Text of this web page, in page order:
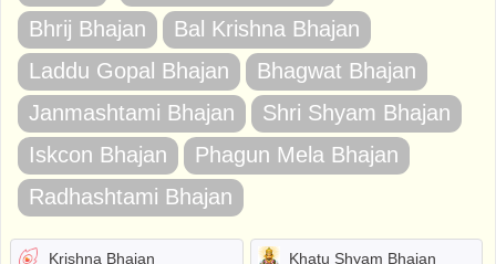
Bhrij Bhajan
Bal Krishna Bhajan
Laddu Gopal Bhajan
Bhagwat Bhajan
Janmashtami Bhajan
Shri Shyam Bhajan
Iskcon Bhajan
Phagun Mela Bhajan
Radhashtami Bhajan
Krishna Bhajan Khatu Shyam Bhajan